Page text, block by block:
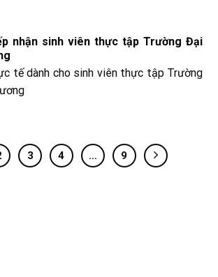
nhận sinh viên thực tập Trường Đại
tế dành cho sinh viên thực tập Trường
3 4 … 9